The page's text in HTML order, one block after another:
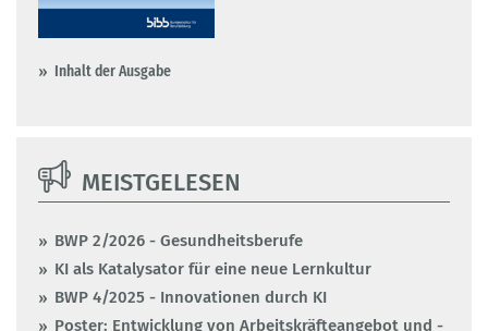
Inhalt der Ausgabe
MEISTGELESEN
BWP 2/2026 - Gesundheitsberufe
KI als Katalysator für eine neue Lernkultur
BWP 4/2025 - Innovationen durch KI
Poster: Entwicklung von Arbeitskräfteangebot und -